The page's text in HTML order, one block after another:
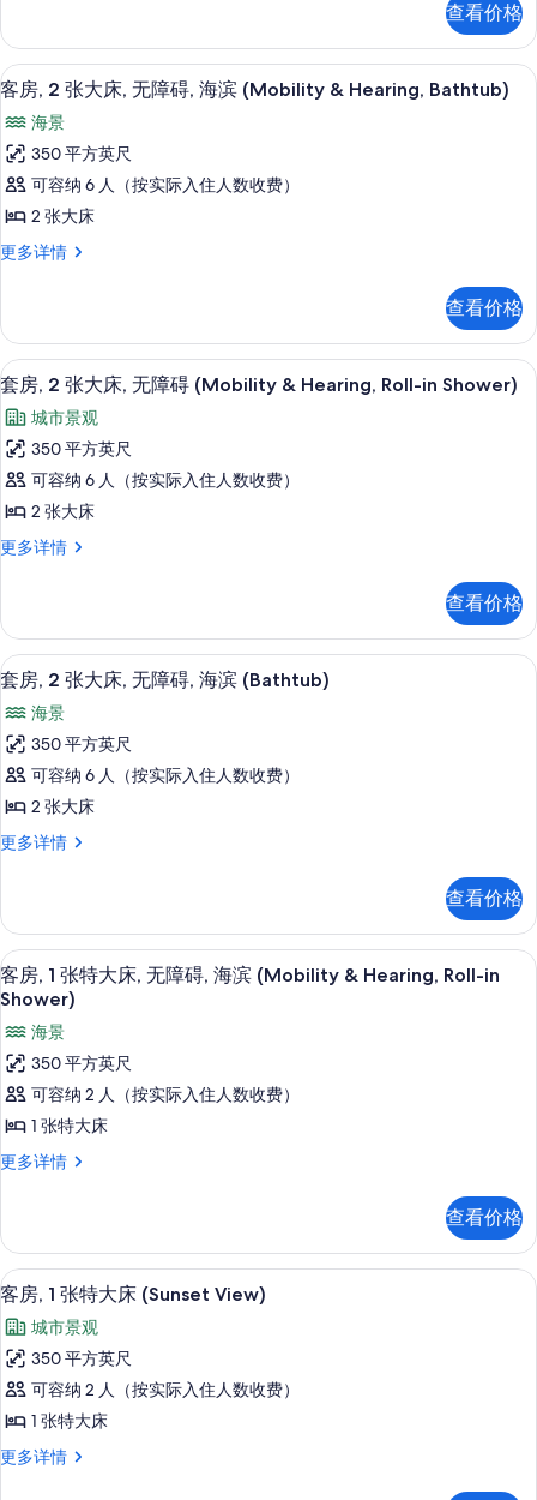
照
片
(Cabana)
的
所
有
照
片
卧
室
(Cabana)
多
信
息
查看价格
显
客
房,
2
张
大
无
障
碍,
海
滨
(Mobility
&
Hearing,
Bathtub)
所
有
照
片
高档床上用品、加厚床垫、客房内保
9
客房, 2 张大床, 无障碍, 海滨 (Mobility & Hearing, Bathtub)
海景
350 平方英尺
可容纳 6 人（按实际入住人数收费）
2 张大床
更多详情
客
大
床,
无
碍,
海
滨
(Mobility
&
Bathtub)
息
查看价格
显
示
套
房,
2
张
大
无
障
碍
(Mobility
&
Hearing,
Roll-
in
Shower)
有
照
片
高档床上用品、加厚床垫、客房内保
6
套房, 2 张大床, 无障碍 (Mobility & Hearing, Roll-in Shower)
城市景观
350 平方英尺
可容纳 6 人（按实际入住人数收费）
2 张大床
更多详情
套
大
床,
无
碍
(Mobility
&
Hearing,
Roll-
Shower)
息
查看价格
显
套
房,
2
张
大
无
障
碍,
海
滨
(Bathtub)
的
所
有
高档床上用品、加厚床垫、客房内保
8
套房, 2 张大床, 无障碍, 海滨 (Bathtub)
海景
350 平方英尺
可容纳 6 人（按实际入住人数收费）
2 张大床
更多详情
套
大
床,
无
障
海
滨
(Bathtub)
更
多
息
查看价格
显
示
客
房,
张
大
无
障
碍,
海
滨
(Mobility
&
Hearing,
高档床上用品、加厚床垫、客房内保
6
客房, 1 张特大床, 无障碍, 海滨 (Mobility & Hearing, Roll-in
Shower)
海景
350 平方英尺
可容纳 2 人（按实际入住人数收费）
1 张特大床
更多详情
客
特
大
床,
障
碍,
海
滨
(Mobility
Hearing,
查看价格
显
示
客
房,
1
张
特
高档床上用品、加厚床垫、客房内保
10
客房, 1 张特大床 (Sunset View)
城市景观
350 平方英尺
可容纳 2 人（按实际入住人数收费）
1 张特大床
更多详情
客